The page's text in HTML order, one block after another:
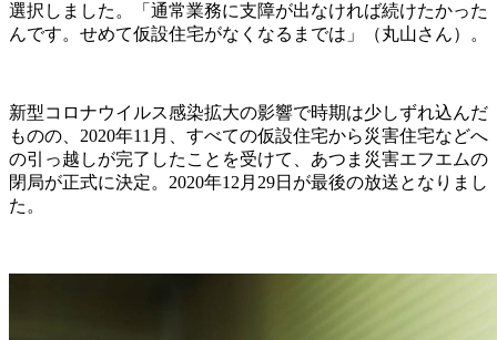
選択しました。「通常業務に支障が出なければ続けたかった
んです。せめて仮設住宅がなくなるまでは」（丸山さん）。
新型コロナウイルス感染拡大の影響で時期は少しずれ込んだ
ものの、2020年11月、すべての仮設住宅から災害住宅などへ
の引っ越しが完了したことを受けて、あつま災害エフエムの
閉局が正式に決定。2020年12月29日が最後の放送となりまし
た。